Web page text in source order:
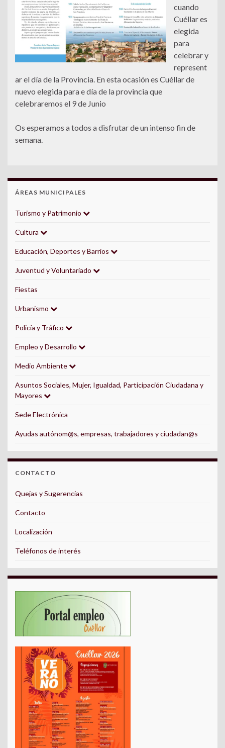
cuando
Cuéllar es
elegida
para
celebrar y
represent
ar el día de la Provincia. En esta ocasión es Cuéllar de
nuevo elegida para e día de la provincia que
celebraremos el 9 de Junio
Os esperamos a todos a disfrutar de un intenso fin de
semana.
ÁREAS MUNICIPALES
Turismo y Patrimonio
Cultura
Educación, Deportes y Barrios
Juventud y Voluntariado
Fiestas
Urbanismo
Policía y Tráfico
Empleo y Desarrollo
Medio Ambiente
Asuntos Sociales, Mujer, Igualdad, Participación Ciudadana y
Mayores
Sede Electrónica
Ayudas autónom@s, empresas, trabajadores y ciudadan@s
CONTACTO
Quejas y Sugerencias
Contacto
Localización
Teléfonos de interés